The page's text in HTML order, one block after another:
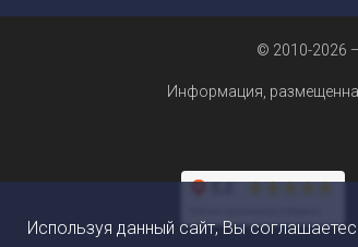
© 2010-2026
Информация,
Используя данный сайт, Вы